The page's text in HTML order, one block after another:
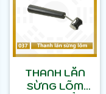
THANH LĂN
SỪNG LÕM